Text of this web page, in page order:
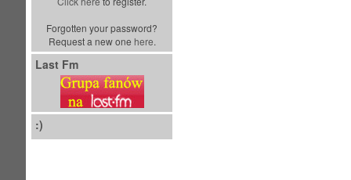
Forgotten your password?
Request a new one here.
Last Fm
:)